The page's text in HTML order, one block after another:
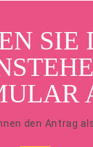
SIE
den Antrag